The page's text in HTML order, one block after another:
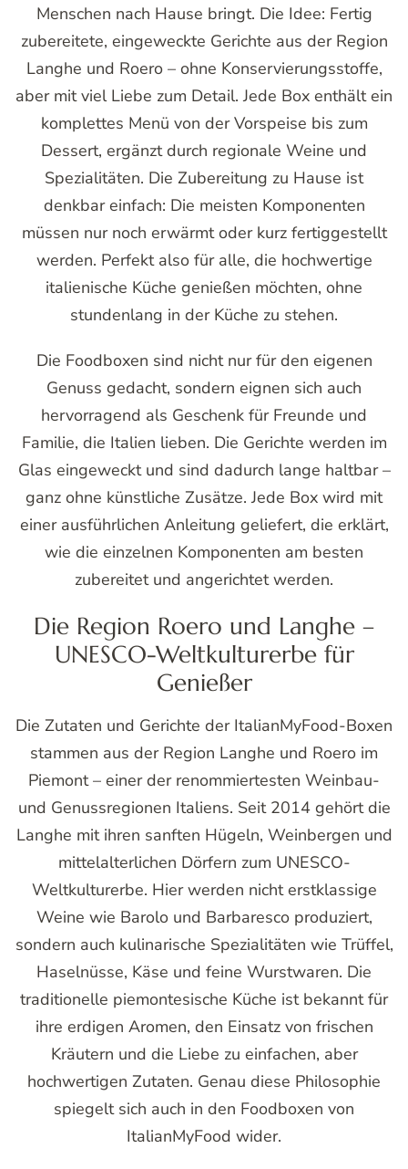
Menschen nach Hause bringt. Die Idee: Fertig
zubereitete, eingeweckte Gerichte aus der Region
Langhe und Roero – ohne Konservierungsstoffe,
aber mit viel Liebe zum Detail. Jede Box enthält ein
komplettes Menü von der Vorspeise bis zum
Dessert, ergänzt durch regionale Weine und
Spezialitäten. Die Zubereitung zu Hause ist
denkbar einfach: Die meisten Komponenten
müssen nur noch erwärmt oder kurz fertiggestellt
werden. Perfekt also für alle, die hochwertige
italienische Küche genießen möchten, ohne
stundenlang in der Küche zu stehen.
Die Foodboxen sind nicht nur für den eigenen
Genuss gedacht, sondern eignen sich auch
hervorragend als Geschenk für Freunde und
Familie, die Italien lieben. Die Gerichte werden im
Glas eingeweckt und sind dadurch lange haltbar –
ganz ohne künstliche Zusätze. Jede Box wird mit
einer ausführlichen Anleitung geliefert, die erklärt,
wie die einzelnen Komponenten am besten
zubereitet und angerichtet werden.
Die Region Roero und Langhe –
UNESCO-Weltkulturerbe für
Genießer
Die Zutaten und Gerichte der ItalianMyFood-Boxen
stammen aus der Region Langhe und Roero im
Piemont – einer der renommiertesten Weinbau-
und Genussregionen Italiens. Seit 2014 gehört die
Langhe mit ihren sanften Hügeln, Weinbergen und
mittelalterlichen Dörfern zum UNESCO-
Weltkulturerbe. Hier werden nicht erstklassige
Weine wie Barolo und Barbaresco produziert,
sondern auch kulinarische Spezialitäten wie Trüffel,
Haselnüsse, Käse und feine Wurstwaren. Die
traditionelle piemontesische Küche ist bekannt für
ihre erdigen Aromen, den Einsatz von frischen
Kräutern und die Liebe zu einfachen, aber
hochwertigen Zutaten. Genau diese Philosophie
spiegelt sich auch in den Foodboxen von
ItalianMyFood wider.